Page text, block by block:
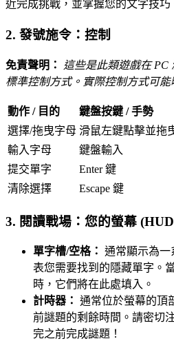
近完成挑戰，並掌握您的文字技巧
2. 發號施令：控制
免責聲明：
這些是此類遊戲在 PC
標準控制方式。實際控制方式可能
動作 / 目的
鍵盤按鍵 / 手勢
選擇/拖曳字母 滑鼠左鍵點擊並拖
輸入字母
鍵盤輸入
提交單字
Enter 鍵
清除選擇
Escape 鍵
3. 閱讀戰場：您的螢幕
單字槽/空格： 通常顯示為一
表您需要找到的隱藏單字。
時，它們將在此處填入。
計時器： 通常位於螢幕的頂
前謎題的剩餘時間。請密切
完之前完成謎題！